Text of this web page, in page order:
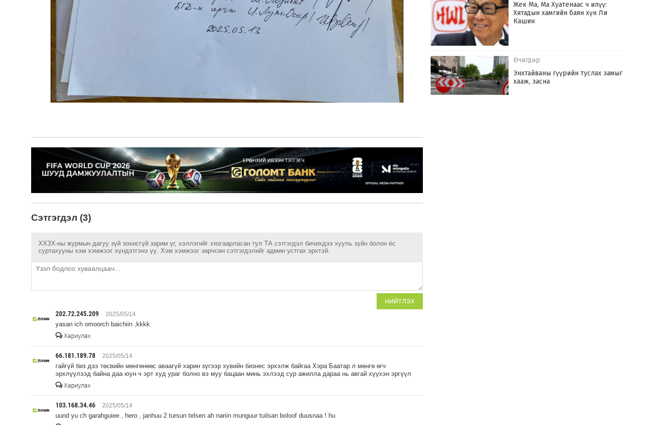
Сэтгэгдэл (3)
ХХЗХ-ны журмын дагуу зүй зохисгүй зарим үг, хэллэгийг хязгаарласан тул ТА сэтгэгдэл бичихдээ хууль зүйн болон ёс
суртахууны хэм хэмжээг хүндэтгэнэ үү. Хэм хэмжээг зөрчсөн сэтгэгдэлийг админ устгах эрхтэй.
НИЙТЛЭХ
202.72.245.209 2025/05/14
yasan ich omoorch baichiin ,kkkk
Хариулах
66.181.189.78 2025/05/14
гайгүй биз дээ төсвийн мөнгөнөөс аваагүй харин зүгээр хувийн бизнес эрхэлж байгаа Хэра Баатар л мөнгө өгч
эрхлүүлээд байна даа юун ч эрт худ ураг болно вэ муу бацаан минь эхлээд сур ажилла дараа нь авгай хүүхэн эргүүл
Хариулах
103.168.34.46 2025/05/14
uund yu ch garahguiee , hero , janhuu 2 tursun telsen ah nariin munguur tuilsan boloof duusnaa ! hu
Жек Ма, Ма Хуатенаас ч илүү:
Хятадын хамгийн баян хүн Ли
Кашин
Өчигдөр
Энхтайваны гүүрийн туслах замыг
хааж, засна